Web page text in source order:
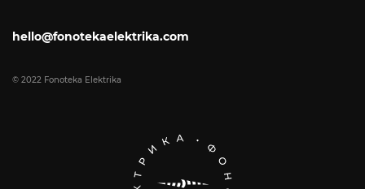
hello@fonotekaelektrika.com
© 2022 Fonoteka Elektrika